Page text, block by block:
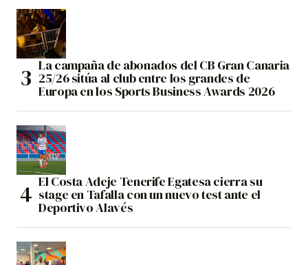
La campaña de abonados del CB Gran Canaria
25/26 sitúa al club entre los grandes de
Europa en los Sports Business Awards 2026
El Costa Adeje Tenerife Egatesa cierra su
stage en Tafalla con un nuevo test ante el
Deportivo Alavés